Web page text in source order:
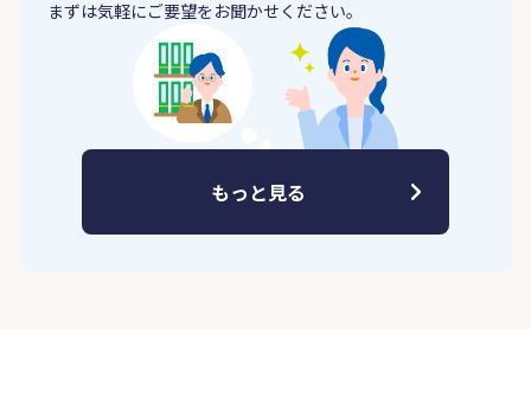
まずは気軽にご要望をお聞かせください。
もっと見る